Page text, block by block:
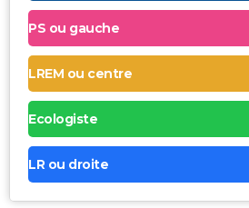
PS ou gauche
LREM ou centre
Ecologiste
LR ou droite